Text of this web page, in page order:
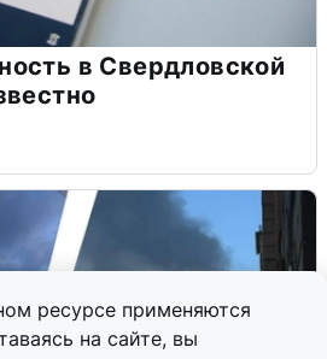
ресурсе применяются
на сайте, вы
в Свердловской